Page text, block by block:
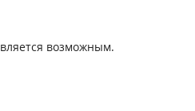
возможным.